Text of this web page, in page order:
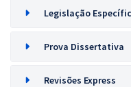
Legislação
Prova Dissertativa
Revisões Express